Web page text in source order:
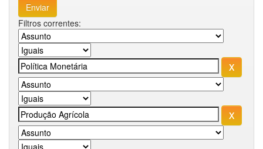
Filtros correntes: